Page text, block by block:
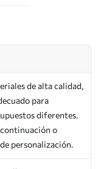
de alta calidad,
para
diferentes.
o
personalización.